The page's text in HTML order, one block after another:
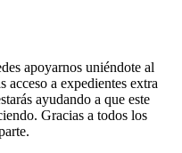
apoyarnos uniéndote al
acceso a expedientes extra
ayudando a que este
Gracias a todos los